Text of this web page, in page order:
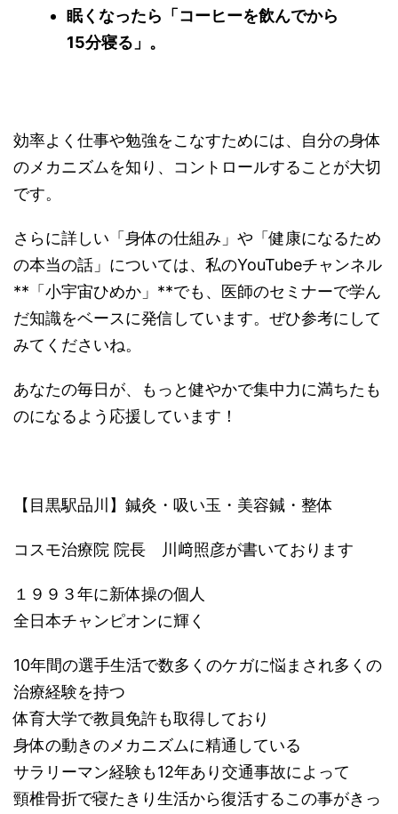
眠くなったら「コーヒーを飲んでから
15分寝る」。
効率よく仕事や勉強をこなすためには、自分の身体
のメカニズムを知り、コントロールすることが大切
です。
さらに詳しい「身体の仕組み」や「健康になるため
の本当の話」については、私のYouTubeチャンネル
**「小宇宙ひめか」**でも、医師のセミナーで学ん
だ知識をベースに発信しています。ぜひ参考にして
みてくださいね。
あなたの毎日が、もっと健やかで集中力に満ちたも
のになるよう応援しています！
【目黒駅品川】鍼灸・吸い玉・美容鍼・整体
コスモ治療院 院長 川﨑照彦が書いております
１９９３年に新体操の個人
全日本チャンピオンに輝く
10年間の選手生活で数多くのケガに悩まされ多くの
治療経験を持つ
体育大学で教員免許も取得しており
身体の動きのメカニズムに精通している
サラリーマン経験も12年あり交通事故によって
頸椎骨折で寝たきり生活から復活するこの事がきっ